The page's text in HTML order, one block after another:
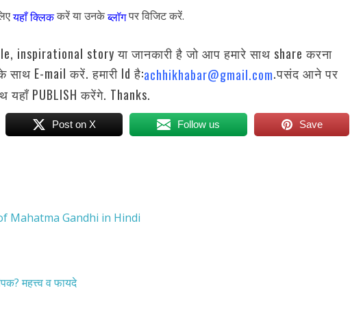
यहाँ क्लिककरें या उनकेब्लॉगपर विजिट करें.
inspirational story या जानकारी है जो आप हमारे साथ share करना
साथ E-mail करें. हमारी Id है:achhikhabar@gmail.com.पसंद आने पर
PUBLISH करेंगे. Thanks.
Post on X Follow us Save
of Mahatma Gandhi in Hindi
महत्त्व व फायदे